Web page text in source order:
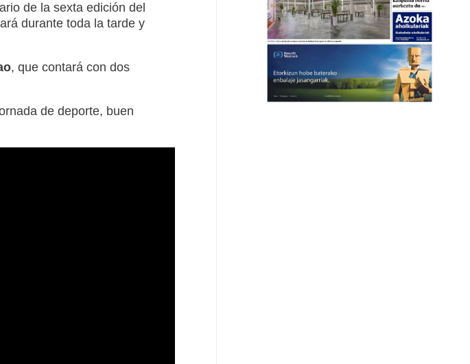
de la sexta edición del
durante toda la tarde y
, que contará con dos
de deporte, buen